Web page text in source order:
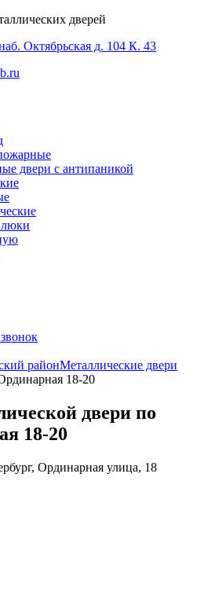
дверей
Октябрьская д. 104 К. 43
двери с антипаникой
люки
районМеталлические двери
18-20
двери по
18-20
Ординарная улица, 18